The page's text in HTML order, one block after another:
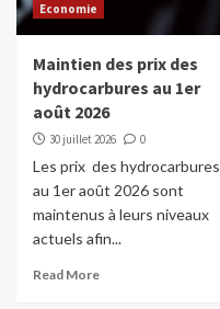
Economie
Maintien des prix des
hydrocarbures au 1er
août 2026
30 juillet 2026 0
Les prix des hydrocarbures
au 1er août 2026 sont
maintenus à leurs niveaux
actuels afin...
Read More